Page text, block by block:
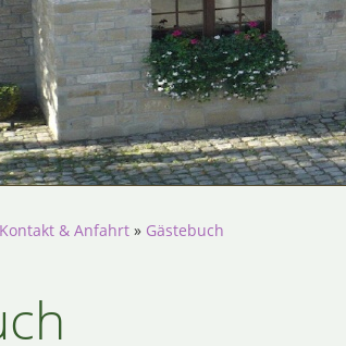
Kontakt & Anfahrt » Gästebuch